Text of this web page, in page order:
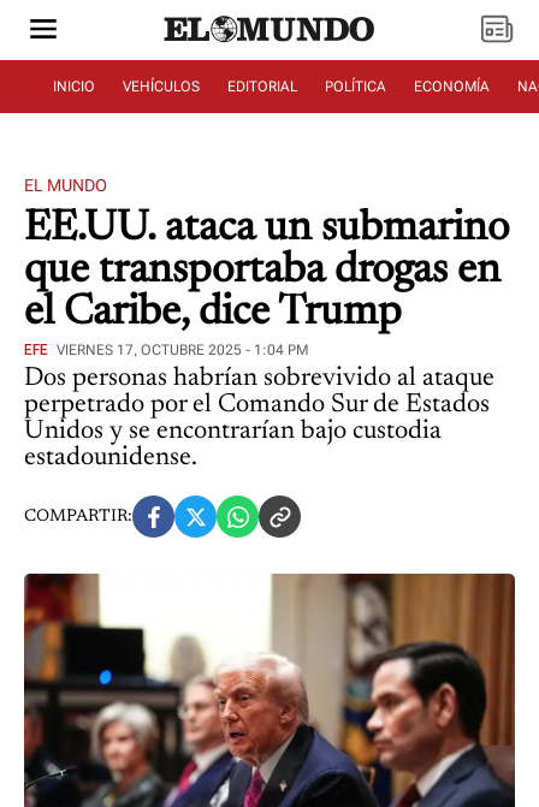
INICIO VEHÍCULOS EDITORIAL POLÍTICA ECONOMÍA
EL MUNDO
EE.UU. ataca un submarino
que transportaba drogas en
el Caribe, dice Trump
EFE VIERNES 17, OCTUBRE 2025 - 1:04 PM
Dos personas habrían sobrevivido al ataque
perpetrado por el Comando Sur de Estados
Unidos y se encontrarían bajo custodia
estadounidense.
COMPARTIR: